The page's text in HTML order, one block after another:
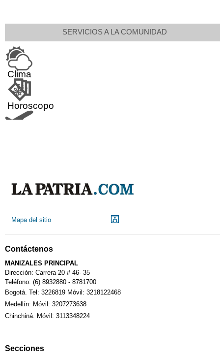
SERVICIOS A LA COMUNIDAD
Clima
Horoscopo
Calendario Tributario
Sudoku
Mapa del sitio
Contáctenos
MANIZALES PRINCIPAL
Dirección: Carrera 20 # 46- 35
Teléfono: (6) 8932880 - 8781700
Bogotá. Tel: 3226819 Móvil: 3218122468
Medellín: Móvil: 3207273638
Chinchiná. Móvil: 3113348224
Secciones